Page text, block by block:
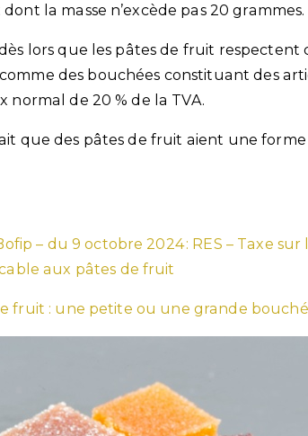
la masse n’excède pas 20 grammes.
lors que les pâtes de fruit respectent
des bouchées constituant des
normal de 20 % de la TVA.
que des pâtes de fruit aient une
– du 9 octobre 2024 : RES – Taxe
aux pâtes de fruit
fruit : une petite ou une grande